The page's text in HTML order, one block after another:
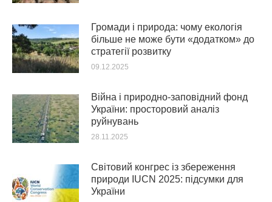
Громади і природа: чому екологія
більше не може бути «додатком» до
стратегії розвитку
09.12.2025
Війна і природно-заповідний фонд
України: просторовий аналіз
руйнувань
28.11.2025
Світовий конгрес із збереження
природи IUCN 2025: підсумки для
України